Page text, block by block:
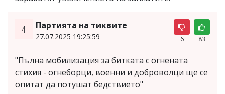
4. Партията на тиквите
27.07.2025 19:25:59 6 83
"Пълна мобилизация за битката с огнената
стихия - огнеборци, военни и доброволци ще се
опитат да потушат бедствието"